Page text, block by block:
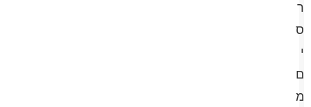
ר
ס
י
ם
מ